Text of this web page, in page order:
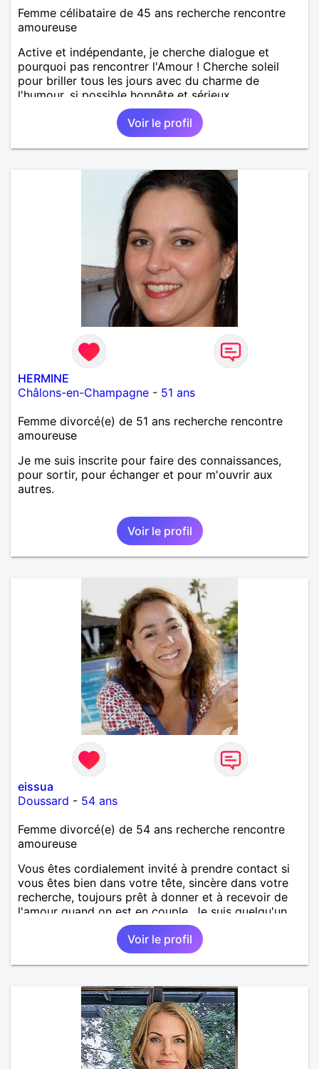
Femme célibataire de 45 ans recherche rencontre
amoureuse
Active et indépendante, je cherche dialogue et
pourquoi pas rencontrer l'Amour ! Cherche soleil
pour briller tous les jours avec du charme de
l'humour, si possible honnête et sérieux.
Voir le profil
HERMINE
Châlons-en-Champagne - 51 ans
Femme divorcé(e) de 51 ans recherche rencontre
amoureuse
Je me suis inscrite pour faire des connaissances,
pour sortir, pour échanger et pour m'ouvrir aux
autres.
Voir le profil
eissua
Doussard - 54 ans
Femme divorcé(e) de 54 ans recherche rencontre
amoureuse
Vous êtes cordialement invité à prendre contact si
vous êtes bien dans votre tête, sincère dans votre
recherche, toujours prêt à donner et à recevoir de
l'amour quand on est en couple. Je suis quelqu'un
de très sociable qui aime faire le bien autour d'elle.
Voir le profil